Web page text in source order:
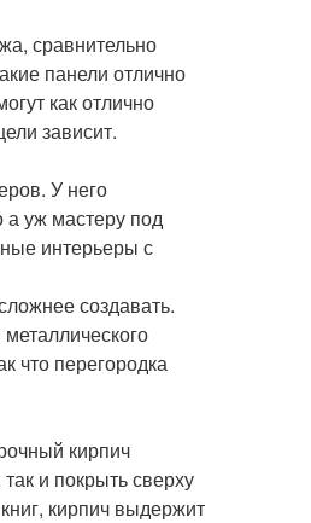
сравнительно
панели отлично
как отлично
зависит.
У него
а уж мастеру под
интерьеры с
создавать.
что перегородка
кирпич
и покрыть сверху
кирпич выдержит